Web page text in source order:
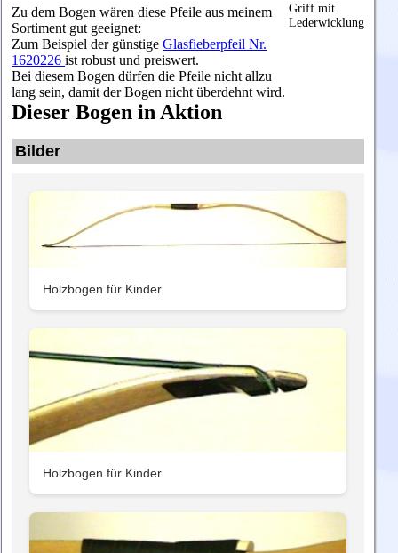
Zu dem Bogen wären diese Pfeile aus meinem
Sortiment gut geeignet:
Zum Beispiel der günstige Glasfieberpfeil Nr.
1620226 ist robust und preiswert.
Bei diesem Bogen dürfen die Pfeile nicht allzu
lang sein, damit der Bogen nicht überdehnt wird.
Griff mit
Lederwicklung
Dieser Bogen in Aktion
Bilder
Holzbogen für Kinder
Holzbogen für Kinder